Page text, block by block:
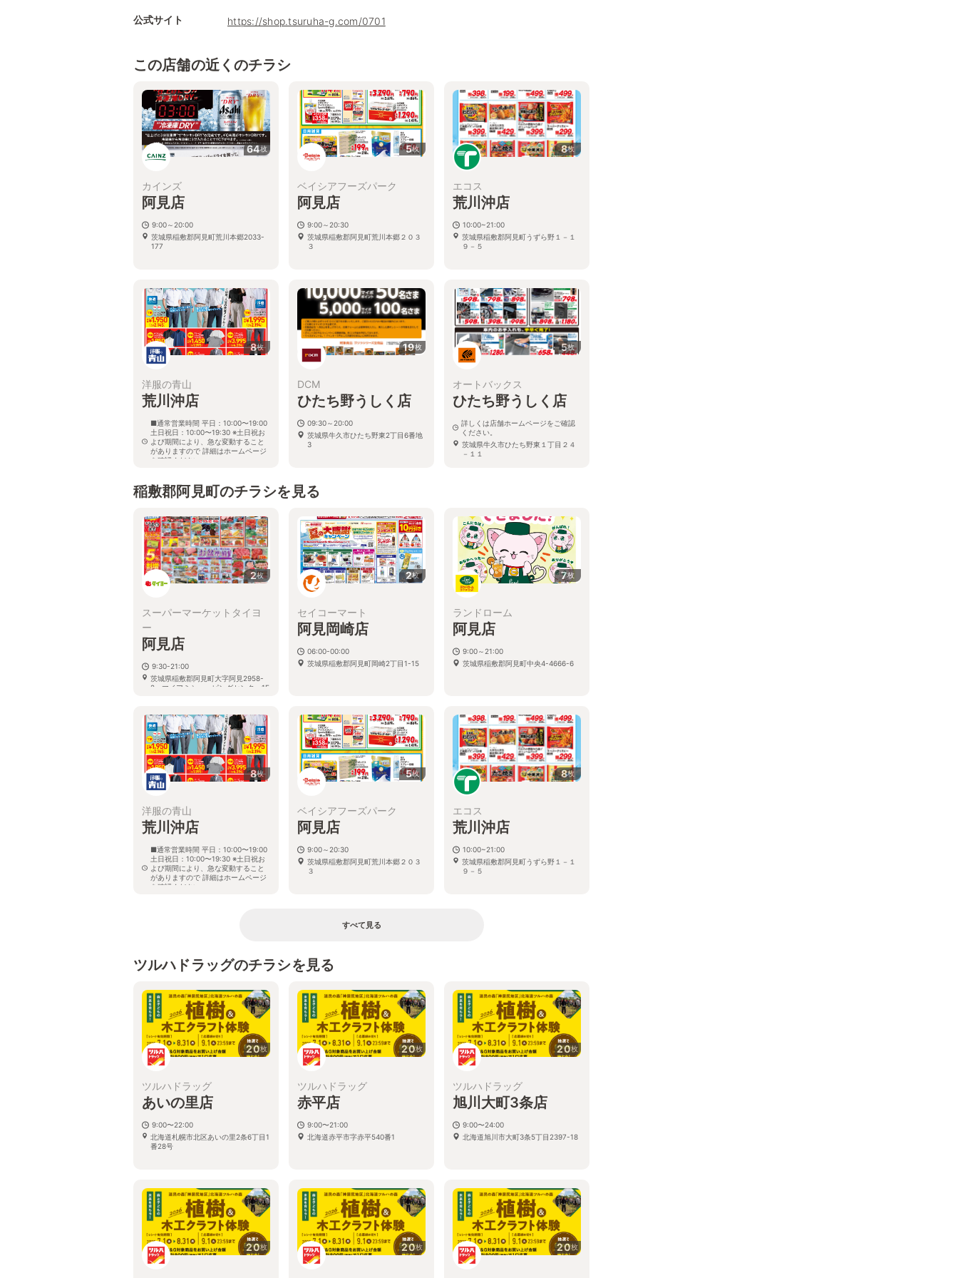
公式サイト https://shop.tsuruha-g.com/0701
この店舗の近くのチラシ
64枚
カインズ
阿見店
9:00～20:00
茨城県稲敷郡阿見町荒川本郷2033-
177
5枚
ベイシアフーズパーク
阿見店
9:00～20:30
茨城県稲敷郡阿見町荒川本郷２０３
３
8枚
エコス
荒川沖店
10:00~21:00
茨城県稲敷郡阿見町うずら野１－１
９－５
8枚
洋服の青山
荒川沖店
■通常営業時間 平日：10:00〜19:00
土日祝日：10:00〜19:30 ※土日祝お
よび期間により、急な変動すること
がありますので 詳細はホームページ
を確認ください
19枚
DCM
ひたち野うしく店
09:30～20:00
茨城県牛久市ひたち野東2丁目6番地
3
5枚
オートバックス
ひたち野うしく店
詳しくは店舗ホームページをご確認
ください。
茨城県牛久市ひたち野東１丁目２４
－１１
稲敷郡阿見町のチラシを見る
2枚
スーパーマーケットタイヨ
ー
阿見店
9:30-21:00
茨城県稲敷郡阿見町大字阿見2958-
2 マイアミショッピングセンター1F
2枚
セイコーマート
阿見岡崎店
06:00-00:00
茨城県稲敷郡阿見町岡崎2丁目1-15
7枚
ランドローム
阿見店
9:00～21:00
茨城県稲敷郡阿見町中央4-4666-6
8枚
洋服の青山
荒川沖店
■通常営業時間 平日：10:00〜19:00
土日祝日：10:00〜19:30 ※土日祝お
よび期間により、急な変動すること
がありますので 詳細はホームページ
を確認ください
5枚
ベイシアフーズパーク
阿見店
9:00～20:30
茨城県稲敷郡阿見町荒川本郷２０３
３
8枚
エコス
荒川沖店
10:00~21:00
茨城県稲敷郡阿見町うずら野１－１
９－５
すべて見る
ツルハドラッグのチラシを見る
20枚
ツルハドラッグ
あいの里店
9:00〜22:00
北海道札幌市北区あいの里2条6丁目1
番28号
20枚
ツルハドラッグ
赤平店
9:00〜21:00
北海道赤平市字赤平540番1
20枚
ツルハドラッグ
旭川大町3条店
9:00〜24:00
北海道旭川市大町3条5丁目2397-18
20枚 20枚 20枚